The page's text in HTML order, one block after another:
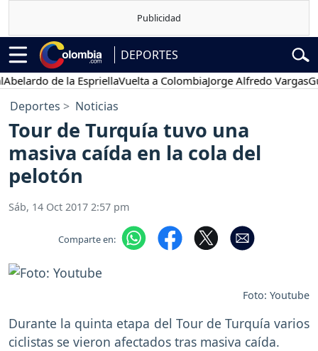
DEPORTES
de la EspriellaVuelta a ColombiaJorge Alfredo Vargas
Deportes Noticias
Tour de Turquía tuvo una
masiva caída en la cola del
pelotón
Sáb, 14 Oct 2017 2:57 pm
Comparte en:
Foto: Youtube
Durante la quinta etapa del Tour de Turquía varios
ciclistas se vieron afectados tras masiva caída.